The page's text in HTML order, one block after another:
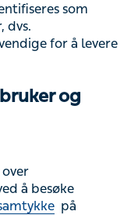
som
dvs.
for å levere
og
å besøke
på